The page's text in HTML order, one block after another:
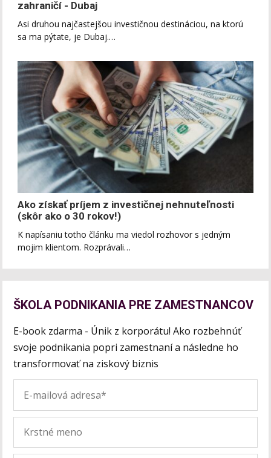
zahraničí - Dubaj
Asi druhou najčastejšou investičnou destináciou, na ktorú
sa ma pýtate, je Dubaj.…
Ako získať príjem z investičnej nehnuteľnosti
(skôr ako o 30 rokov!)
K napísaniu totho článku ma viedol rozhovor s jedným
mojim klientom. Rozprávali…
ŠKOLA PODNIKANIA PRE ZAMESTNANCOV
E-book zdarma - Únik z korporátu! Ako rozbehnúť
svoje podnikania popri zamestnaní a následne ho
transformovať na ziskový biznis